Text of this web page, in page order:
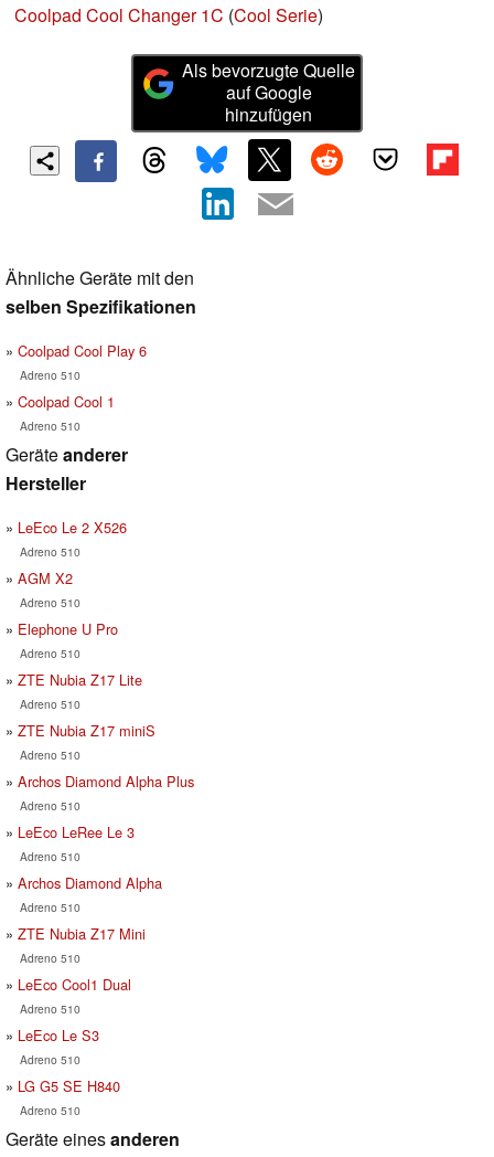
Coolpad Cool Changer 1C (Cool Serie)
Als bevorzugte Quelle
auf Google
hinzufügen
Ähnliche Geräte mit den
selben Spezifikationen
Coolpad Cool Play 6
Adreno 510
Coolpad Cool 1
Adreno 510
Geräteanderer
Hersteller
LeEco Le 2 X526
Adreno 510
AGM X2
Adreno 510
Elephone U Pro
Adreno 510
ZTE Nubia Z17 Lite
Adreno 510
ZTE Nubia Z17 miniS
Adreno 510
Archos Diamond Alpha Plus
Adreno 510
LeEco LeRee Le 3
Adreno 510
Archos Diamond Alpha
Adreno 510
ZTE Nubia Z17 Mini
Adreno 510
LeEco Cool1 Dual
Adreno 510
LeEco Le S3
Adreno 510
LG G5 SE H840
Adreno 510
Geräte einesanderen